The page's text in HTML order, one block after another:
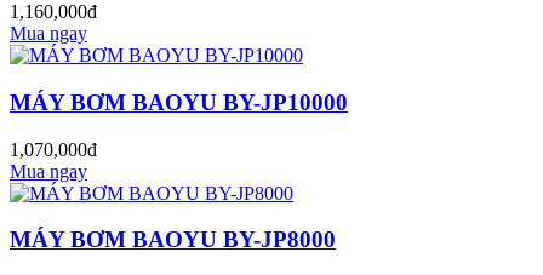
1,160,000đ
Mua ngay
MÁY BƠM BAOYU BY-JP10000
1,070,000đ
Mua ngay
MÁY BƠM BAOYU BY-JP8000